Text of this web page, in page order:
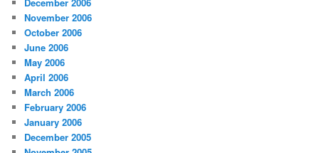
November 2006
October 2006
June 2006
May 2006
April 2006
March 2006
February 2006
January 2006
December 2005